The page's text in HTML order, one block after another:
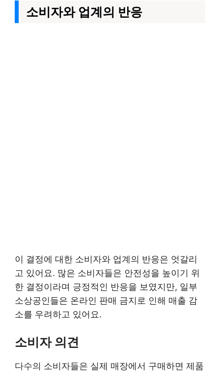
소비자와 업계의 반응
이 결정에 대한 소비자와 업계의 반응은 엇갈리
고 있어요. 많은 소비자들은 안전성을 높이기 위
한 결정이라며 긍정적인 반응을 보였지만, 일부
소상공인들은 온라인 판매 금지로 인해 매출 감
소를 우려하고 있어요.
소비자 의견
다수의 소비자들은 실제 매장에서 구매하면 제품